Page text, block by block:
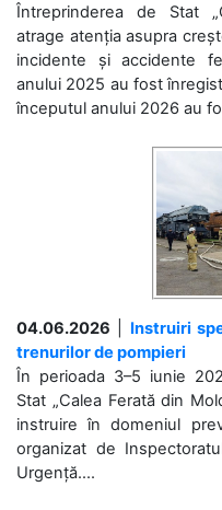
Întreprinderea de Stat
atrage atenția asupra
incidente și accidente
anului 2025 au fost
începutul anului 2026 au
04.06.2026
Instruiri
trenurilor de pompieri
În perioada 3–5 iunie
Stat „Calea Ferată din
instruire în domeniul
organizat de
Urgență....